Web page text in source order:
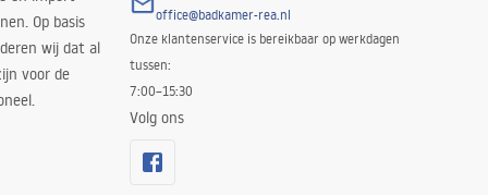
Op basis
wij dat al
voor de
office@badkamer-rea.nl
Onze klantenservice is bereikbaar op werkdagen
tussen:
7:00–15:30
Volg ons